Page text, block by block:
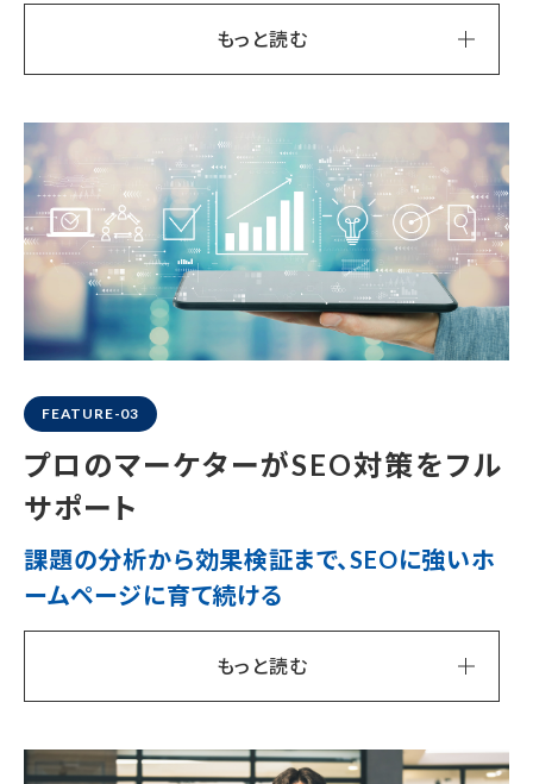
もっと読む
FEATURE-03
プロのマーケターがSEO対策をフル
サポート
課題の分析から効果検証まで、SEOに強いホ
ームページに育て続ける
もっと読む